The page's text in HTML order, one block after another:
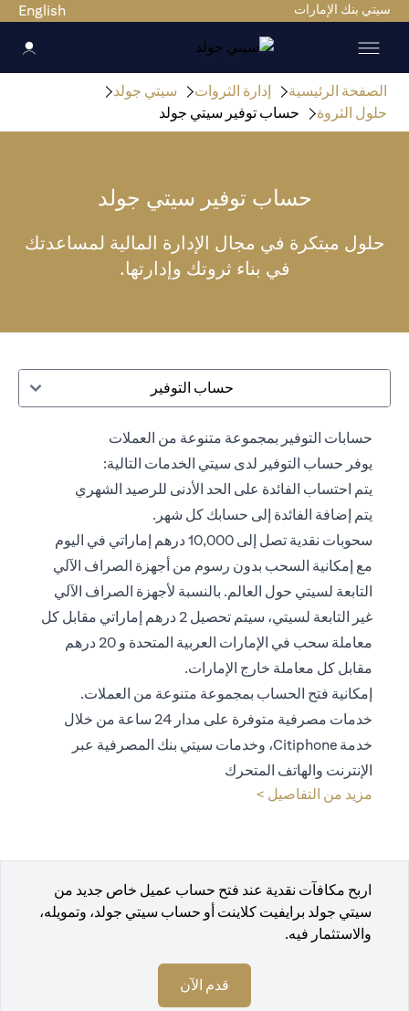
سيتي بنك الإمارات English
الصفحة الرئيسية إدارة الثروات
سيتي جولد
حلول الثروة
حساب توفير سيتي جولد
حساب توفير سيتي جولد
حلول مبتكرة في مجال الإدارة المالية لمساعدتك
في بناء ثروتك وإدارتها.
حساب التوفير
حسابات التوفير بمجموعة متنوعة من العملات
يوفر حساب التوفير لدى سيتي الخدمات التالية:
يتم احتساب الفائدة على الحد الأدنى للرصيد الشهري
يتم إضافة الفائدة إلى حسابك كل شهر.
سحوبات نقدية تصل إلى 10,000 درهم إماراتي في اليوم
مع إمكانية السحب بدون رسوم من أجهزة الصراف الآلي
التابعة لسيتي حول العالم. بالنسبة لأجهزة الصراف الآلي
غير التابعة لسيتي، سيتم تحصيل 2 درهم إماراتي مقابل كل
معاملة سحب في الإمارات العربية المتحدة و 20 درهم
مقابل كل معاملة خارج الإمارات.
إمكانية فتح الحساب بمجموعة متنوعة من العملات.
خدمات مصرفية متوفرة على مدار 24 ساعة من خلال
خدمة Citiphone، وخدمات سيتي بنك المصرفية عبر
الإنترنت والهاتف المتحرك
مزيد من التفاصيل >
اربح مكافآت نقدية عند فتح حساب عميل خاص جديد من
سيتي جولد برايفيت كلاينت أو حساب سيتي جولد، وتمويله،
والاستثمار فيه.
قدم الآن